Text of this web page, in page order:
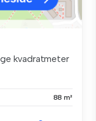
kvadratmeter
88 m²